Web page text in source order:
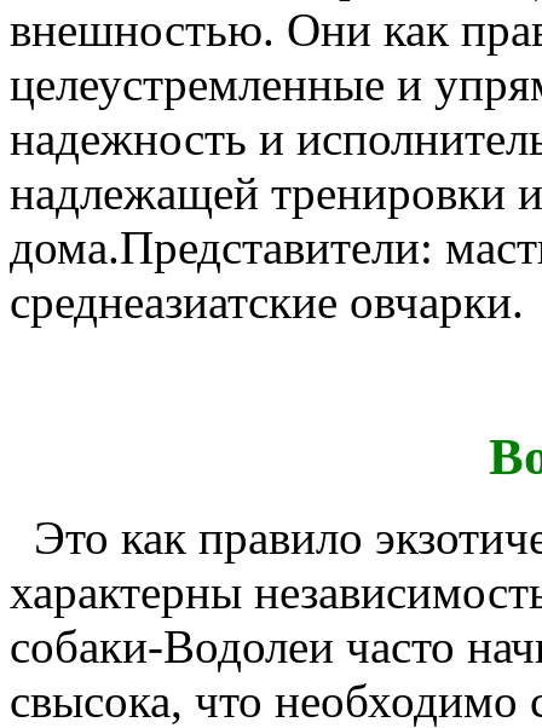
внешностью. Они как
целеустремленные и
надежность и
надлежащей тренировки
дома.Представители:
среднеазиатские овчарки.
Это как правило
характерны
собаки-Водолеи часто
свысока, что необходимо